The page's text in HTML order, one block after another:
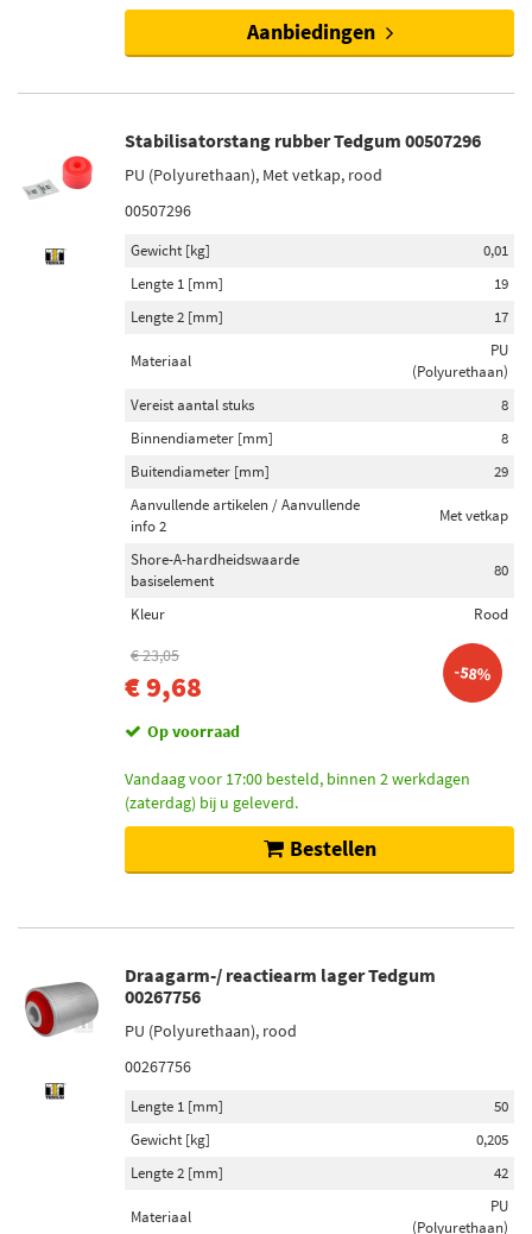
Op voorraad (345)
Aanbiedingen
Stabilisatorstang rubber Tedgum 00507296
PU (Polyurethaan), Met vetkap, rood
00507296
Gewicht [kg]
0,01
Lengte 1 [mm]
19
Lengte 2 [mm]
17
Materiaal
PU
(Polyurethaan)
Vereist aantal stuks
8
Binnendiameter [mm]
8
Buitendiameter [mm]
29
Aanvullende artikelen / Aanvullende
info 2
Met vetkap
Shore-A-hardheidswaarde
basiselement
80
Kleur Rood
€ 23,05
€ 9,68 -58%
Op voorraad
Vandaag voor 17:00 besteld, binnen 2 werkdagen
(zaterdag) bij u geleverd.
Bestellen
Draagarm-/ reactiearm lager Tedgum
00267756
PU (Polyurethaan), rood
00267756
Lengte 1 [mm]
50
Gewicht [kg]
0,205
Lengte 2 [mm]
42
Materiaal
PU
(Polyurethaan)